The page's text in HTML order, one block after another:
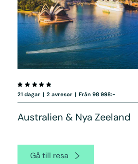
21 dagar | 2 avresor | Från 98 998:-
Australien & Nya Zeeland
Gå till resa